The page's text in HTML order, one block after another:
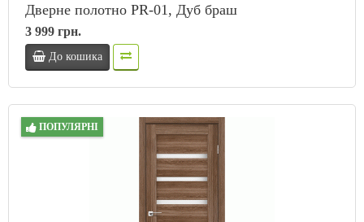
Дверне полотно PR-01, Дуб браш
3 999 грн.
До кошика
ПОПУЛЯРНІ